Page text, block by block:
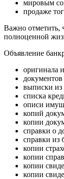
мировым
продаже
Важно отметить,
полноценной
Объявление
оригинала
выписки из
списка
описи
копий
копии
справки о
справки из
копии
копии
копии
копии